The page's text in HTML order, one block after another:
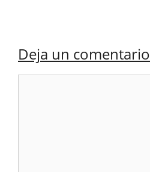
Deja un comentario